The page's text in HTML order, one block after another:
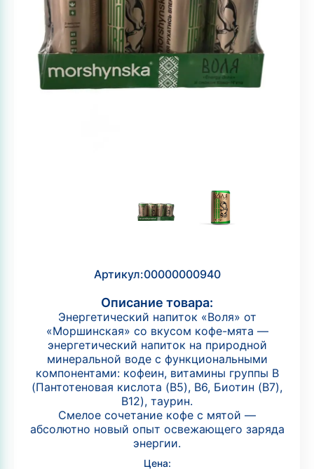
Артикул:00000000940
Описание товара:
Энергетический напиток «Воля» от
«Моршинская» со вкусом кофе-мята —
энергетический напиток на природной
минеральной воде с функциональными
компонентами: кофеин, витамины группы B
(Пантотеновая кислота (B5), B6, Биотин (B7),
B12), таурин.
Смелое сочетание кофе с мятой —
абсолютно новый опыт освежающего заряда
энергии.
Цена: